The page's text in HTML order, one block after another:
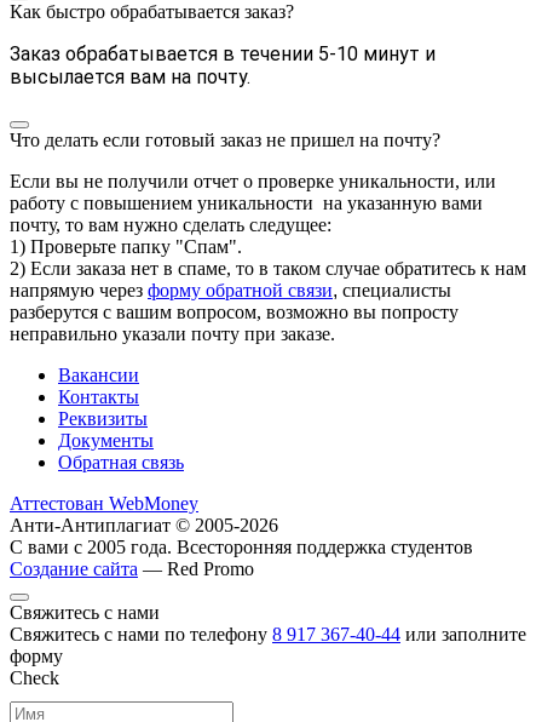
Как быстро обрабатывается заказ?
Заказ обрабатывается в течении 5-10 минут и
высылается вам на почту.
Что делать если готовый заказ не пришел на почту?
Если вы не получили отчет о проверке уникальности, или
работу с повышением уникальности на указанную вами
почту, то вам нужно сделать следущее:
1) Проверьте папку "Спам".
2) Если заказа нет в спаме, то в таком случае обратитесь к нам
напрямую через форму обратной связи, специалисты
разберутся с вашим вопросом, возможно вы попросту
неправильно указали почту при заказе.
Вакансии
Контакты
Реквизиты
Документы
Обратная связь
Аттестован WebMoney
Анти-Антиплагиат © 2005-2026
С вами с 2005 года. Всесторонняя поддержка студентов
Создание сайта — Red Promo
Свяжитесь с нами
Свяжитесь с нами по телефону 8 917 367-40-44 или заполните
форму
Check